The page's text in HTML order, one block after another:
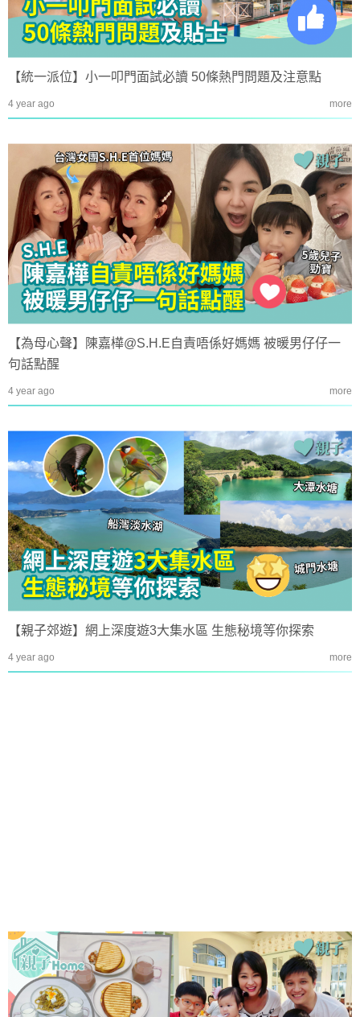
【統一派位】小一叩門面試必讀 50條熱門問題及注意點
4 year ago more
【為母心聲】陳嘉樺@S.H.E自責唔係好媽媽 被暖男仔仔一
句話點醒
4 year ago more
【親子郊遊】網上深度遊3大集水區 生態秘境等你探索
4 year ago more